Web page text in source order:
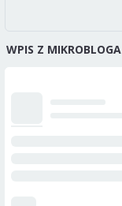
WPIS Z MIKROBLOGA